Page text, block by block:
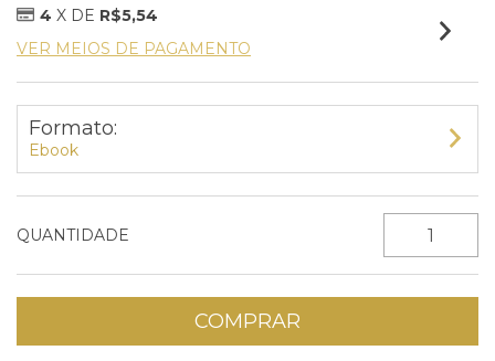
4 X DE R$5,54
VER MEIOS DE PAGAMENTO
Formato:
Ebook
QUANTIDADE